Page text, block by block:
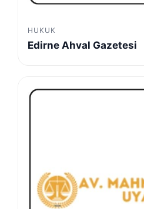
HUKUK
Edirne Ahval Gazetesi